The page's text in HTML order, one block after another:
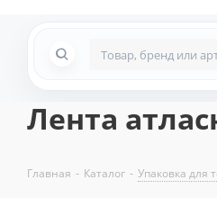
Лента
Главная - Каталог - Упаковка для